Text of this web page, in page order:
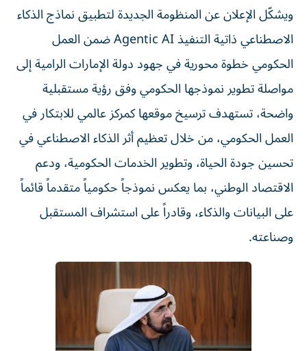
ويشكّل الإعلان عن المنظومة الجديدة لتطبيق نماذج الذكاء
الاصطناعي ذاتية التنفيذ Agentic AI ضمن العمل
الحكومي خطوة محورية في جهود دولة الإمارات الرامية إلى
مواصلة تطوير نموذجها الحكومي وفق رؤية مستقبلية
واضحة، تستهدف ترسيخ موقعها كمركز عالمي للابتكار في
العمل الحكومي، من خلال تعظيم أثر الذكاء الاصطناعي في
تحسين جودة الحياة، وتطوير الخدمات الحكومية، ودعم
الاقتصاد الوطني، بما يعكس نموذجاً حكومياً متقدماً قائماً
على البيانات والذكاء، وقادراً على استشراف المستقبل
وصناعته.